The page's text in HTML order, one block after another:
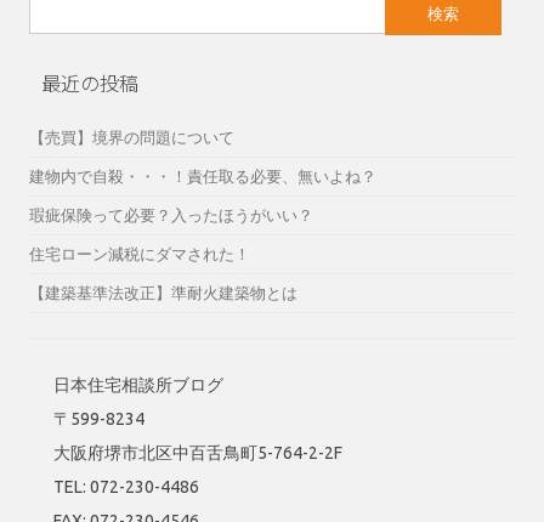
索:
最近の投稿
【売買】境界の問題について
建物内で自殺・・・！責任取る必要、無いよね？
瑕疵保険って必要？入ったほうがいい？
住宅ローン減税にダマされた！
【建築基準法改正】準耐火建築物とは
日本住宅相談所ブログ
〒599-8234
大阪府堺市北区中百舌鳥町5-764-2-2F
TEL: 072-230-4486